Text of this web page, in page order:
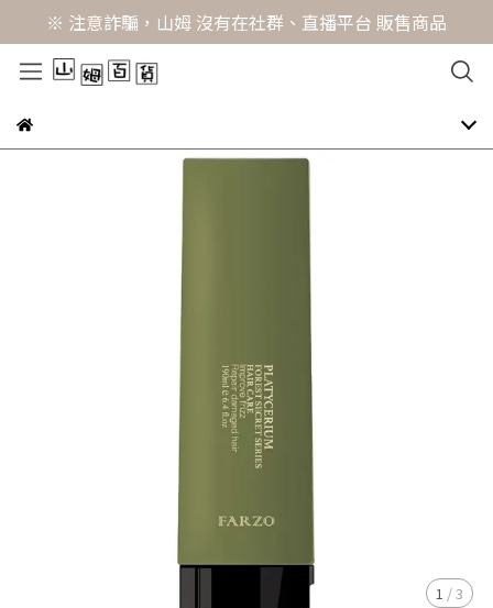
※ 注意詐騙，山姆 沒有在社群、直播平台 販售商品
1 /3